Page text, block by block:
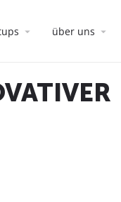
über uns